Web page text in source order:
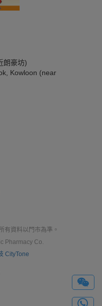
朗豪坊)
Kowloon (near
有資料以門市為準。
Pharmacy Co.
CityTone